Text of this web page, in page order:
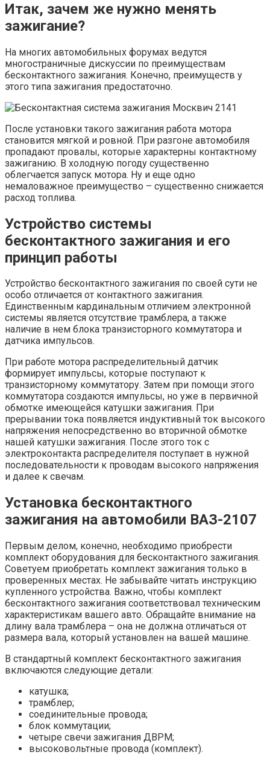
Итак, зачем же нужно менять
зажигание?
На многих автомобильных форумах ведутся
многостраничные дискуссии по преимуществам
бесконтактного зажигания. Конечно, преимуществ у
этого типа зажигания предостаточно.
После установки такого зажигания работа мотора
становится мягкой и ровной. При разгоне автомобиля
пропадают провалы, которые характерны контактному
зажиганию. В холодную погоду существенно
облегчается запуск мотора. Ну и еще одно
немаловажное преимущество – существенно снижается
расход топлива.
Устройство системы
бесконтактного зажигания и его
принцип работы
Устройство бесконтактного зажигания по своей сути не
особо отличается от контактного зажигания.
Единственным кардинальным отличием электронной
системы является отсутствие трамблера, а также
наличие в нем блока транзисторного коммутатора и
датчика импульсов.
При работе мотора распределительный датчик
формирует импульсы, которые поступают к
транзисторному коммутатору. Затем при помощи этого
коммутатора создаются импульсы, но уже в первичной
обмотке имеющейся катушки зажигания. При
прерывании тока появляется индуктивный ток высокого
напряжения непосредственно во вторичной обмотке
нашей катушки зажигания. После этого ток с
электроконтакта распределителя поступает в нужной
последовательности к проводам высокого напряжения
и далее к свечам.
Установка бесконтактного
зажигания на автомобили ВАЗ-2107
Первым делом, конечно, необходимо приобрести
комплект оборудования для бесконтактного зажигания.
Советуем приобретать комплект зажигания только в
проверенных местах. Не забывайте читать инструкцию
купленного устройства. Важно, чтобы комплект
бесконтактного зажигания соответствовал техническим
характеристикам вашего авто. Обращайте внимание на
длину вала трамблера – она не должна отличаться от
размера вала, который установлен на вашей машине.
В стандартный комплект бесконтактного зажигания
включаются следующие детали:
катушка;
трамблер;
соединительные провода;
блок коммутации;
четыре свечи зажигания ДВРМ;
высоковольтные провода (комплект).